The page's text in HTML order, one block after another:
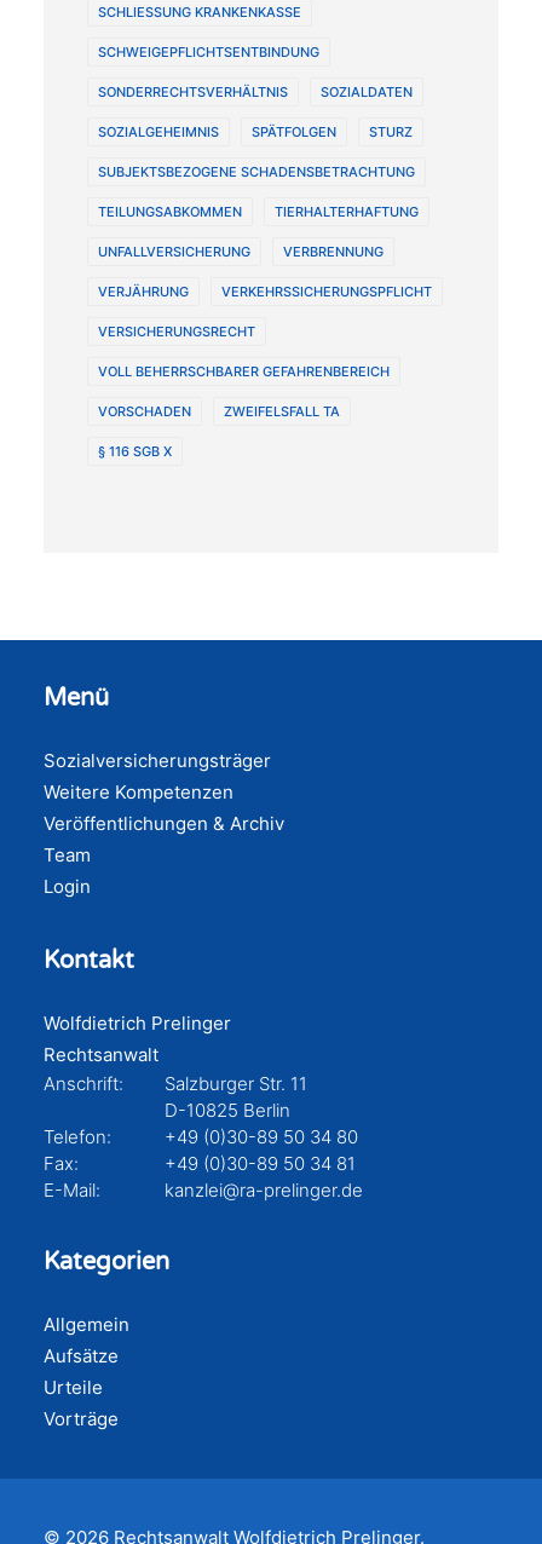
SCHLIESSUNG KRANKENKASSE
SCHWEIGEPFLICHTSENTBINDUNG
SONDERRECHTSVERHÄLTNIS SOZIALDATEN
SOZIALGEHEIMNIS SPÄTFOLGEN STURZ
SUBJEKTSBEZOGENE SCHADENSBETRACHTUNG
TEILUNGSABKOMMEN TIERHALTERHAFTUNG
UNFALLVERSICHERUNG VERBRENNUNG
VERJÄHRUNG VERKEHRSSICHERUNGSPFLICHT
VERSICHERUNGSRECHT
VOLL BEHERRSCHBARER GEFAHRENBEREICH
VORSCHADEN ZWEIFELSFALL TA
§ 116 SGB X
Menü
Sozialversicherungsträger
Weitere Kompetenzen
Veröffentlichungen & Archiv
Team
Login
Kontakt
Wolfdietrich Prelinger
Rechtsanwalt
Anschrift:
Salzburger Str. 11
D-10825 Berlin
Telefon:
+49 (0)30-89 50 34 80
Fax:
+49 (0)30-89 50 34 81
E-Mail:
kanzlei@ra-prelinger.de
Kategorien
Allgemein
Aufsätze
Urteile
Vorträge
© 2026 Rechtsanwalt Wolfdietrich Prelinger.